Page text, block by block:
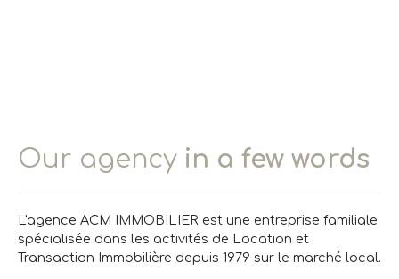
Our agency in a few words
L'agence ACM IMMOBILIER est une entreprise familiale
spécialisée dans les activités de Location et
Transaction Immobilière depuis 1979 sur le marché local.